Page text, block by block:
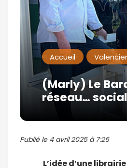
Accueil
(Marly) Le
réseau…
Publié le 4 avril 2025 à 7:26
L’idée d’une